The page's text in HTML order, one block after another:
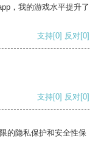
，我的游戏水平提升了
支持[0] 反对[0]
支持[0] 反对[0]
的隐私保护和安全性保